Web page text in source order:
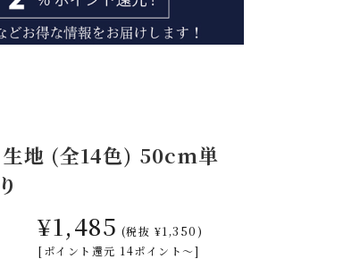
地 (全14色) 50cm単
¥1,485 (税抜 ¥1,350)
[ポイント還元 14ポイント～]